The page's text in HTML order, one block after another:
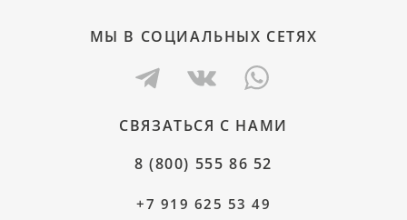
МЫ В СОЦИАЛЬНЫХ СЕТЯХ
СВЯЗАТЬСЯ С НАМИ
8 (800) 555 86 52
+7 919 625 53 49